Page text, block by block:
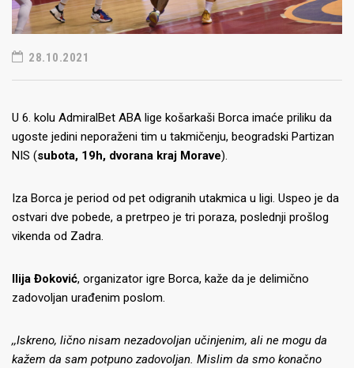
28.10.2021
U 6. kolu AdmiralBet ABA lige košarkaši Borca imaće priliku da
ugoste jedini neporaženi tim u takmičenju, beogradski Partizan
NIS (subota, 19h, dvorana kraj Morave).
Iza Borca je period od pet odigranih utakmica u ligi. Uspeo je da
ostvari dve pobede, a pretrpeo je tri poraza, poslednji prošlog
vikenda od Zadra.
Ilija Đoković, organizator igre Borca, kaže da je delimično
zadovoljan urađenim poslom.
,,Iskreno, lično nisam nezadovoljan učinjenim, ali ne mogu da
kažem da sam potpuno zadovoljan. Mislim da smo konačno